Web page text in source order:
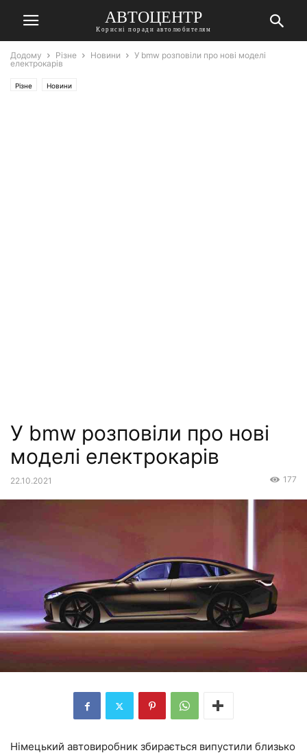
АВТОЦЕНТР
Корисні поради автолюбителям
Додому Різне Новини
У bmw розповіли про нові моделі
електрокарів
Різне Новини
У bmw розповіли про нові
моделі електрокарів
22.10.2021 177
Німецький автовиробник збирається випустили близько